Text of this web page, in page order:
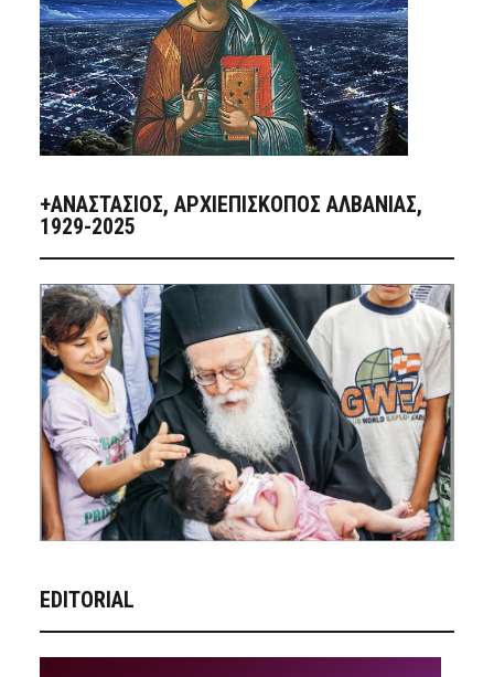
+ΑΝΑΣΤΆΣΙΟΣ, ΑΡΧΙΕΠΊΣΚΟΠΟΣ ΑΛΒΑΝΊΑΣ,
1929-2025
EDITORIAL